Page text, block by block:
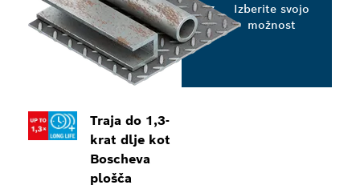
Traja do 1,3-
krat dlje kot
Boscheva
plošča
Izberite svojo
možnost